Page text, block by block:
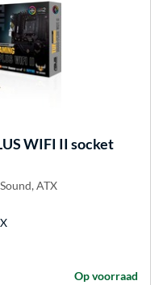
WIFI II socket
ATX
Op voorraad